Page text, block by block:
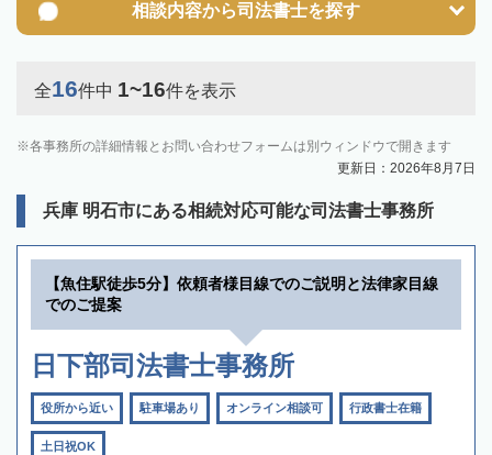
相談内容から司法書士を探す
全16件中 1~16件を表示
各事務所の詳細情報とお問い合わせフォームは別ウィンドウで開きます
更新日：2026年8月7日
兵庫 明石市にある相続対応可能な司法書士事務所
【魚住駅徒歩5分】依頼者様目線でのご説明と法律家目線
でのご提案
日下部司法書士事務所
役所から近い 駐車場あり オンライン相談可 行政書士在籍
土日祝OK